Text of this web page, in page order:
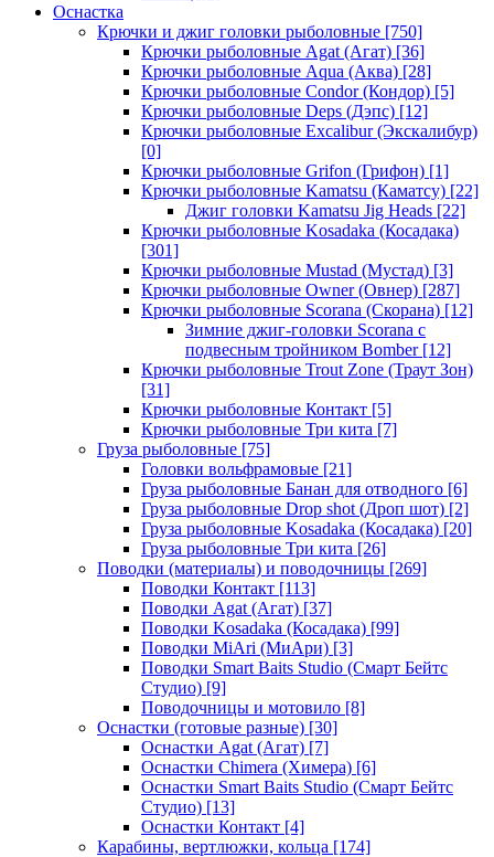
Оснастка
Крючки и джиг головки рыболовные [750]
Крючки рыболовные Agat (Агат) [36]
Крючки рыболовные Aqua (Аква) [28]
Крючки рыболовные Condor (Кондор) [5]
Крючки рыболовные Deps (Дэпс) [12]
Крючки рыболовные Excalibur (Экскалибур)
[0]
Крючки рыболовные Grifon (Грифон) [1]
Крючки рыболовные Kamatsu (Каматсу) [22]
Джиг головки Kamatsu Jig Heads [22]
Крючки рыболовные Kosadaka (Косадака)
[301]
Крючки рыболовные Mustad (Мустад) [3]
Крючки рыболовные Owner (Овнер) [287]
Крючки рыболовные Scorana (Скорана) [12]
Зимние джиг-головки Scorana с
подвесным тройником Bomber[12]
Крючки рыболовные Trout Zone (Траут Зон)
[31]
Крючки рыболовные Контакт [5]
Крючки рыболовные Три кита [7]
Груза рыболовные [75]
Головки вольфрамовые [21]
Груза рыболовные Банан для отводного [6]
Груза рыболовные Drop shot (Дроп шот) [2]
Груза рыболовные Kosadaka (Косадака) [20]
Груза рыболовные Три кита [26]
Поводки (материалы) и поводочницы [269]
Поводки Контакт [113]
Поводки Agat (Агат) [37]
Поводки Kosadaka (Косадака) [99]
Поводки MiAri (МиАри) [3]
Поводки Smart Baits Studio (Смарт Бейтс
Студио) [9]
Поводочницы и мотовило [8]
Оснастки (готовые разные) [30]
Оснастки Agat (Агат) [7]
Оснастки Chimera (Химера) [6]
Оснастки Smart Baits Studio (Смарт Бейтс
Студио) [13]
Оснастки Контакт [4]
Карабины, вертлюжки, кольца [174]